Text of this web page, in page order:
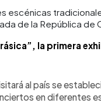
escénicas
de la República de
la primera
al país se
en diferentes